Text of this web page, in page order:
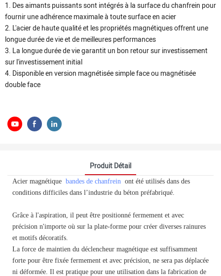
1. Des aimants puissants sont intégrés à la surface du chanfrein pour
fournir une adhérence maximale à toute surface en acier
2. L'acier de haute qualité et les propriétés magnétiques offrent une
longue durée de vie et de meilleures performances
3. La longue durée de vie garantit un bon retour sur investissement
sur l'investissement initial
4. Disponible en version magnétisée simple face ou magnétisée
double face
Produit Détail
Acier magnétique bandes de chanfrein ont été utilisés dans des
conditions difficiles dans l’industrie du béton préfabriqué.
Grâce à l'aspiration, il peut être positionné fermement et avec
précision n'importe où sur la plate-forme pour créer diverses rainures
et motifs décoratifs.
La force de maintien du déclencheur magnétique est suffisamment
forte pour être fixée fermement et avec précision, ne sera pas déplacée
ni déformée. Il est pratique pour une utilisation dans la fabrication de